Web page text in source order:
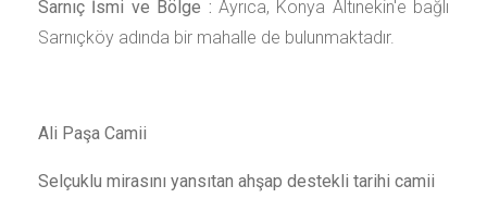
Sarnıç İsmi ve Bölge : Ayrıca, Konya Altınekin'e bağlı
Sarnıçköy adında bir mahalle de bulunmaktadır.
Ali Paşa Camii
Selçuklu mirasını yansıtan ahşap destekli tarihi camii